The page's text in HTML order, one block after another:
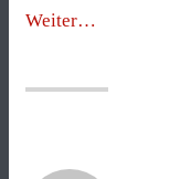
Weiter„Auch
kann